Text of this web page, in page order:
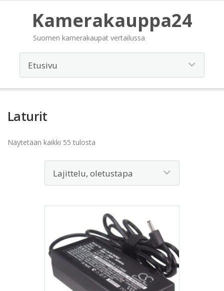
Kamerakauppa24
Suomen kamerakaupat vertailussa
Laturit
Näytetään kaikki 55 tulosta